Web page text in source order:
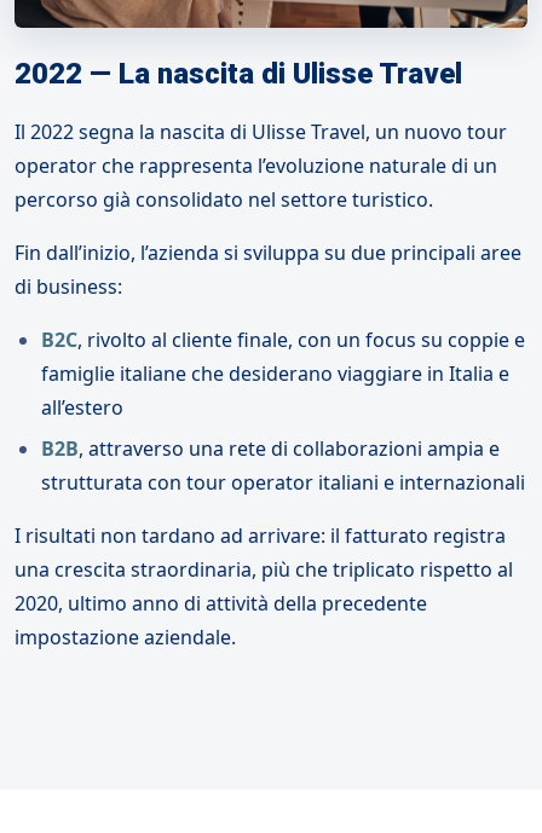
2022 — La nascita di Ulisse Travel
Il 2022 segna la nascita di Ulisse Travel, un nuovo tour
operator che rappresenta l’evoluzione naturale di un
percorso già consolidato nel settore turistico.
Fin dall’inizio, l’azienda si sviluppa su due principali aree
di business:
B2C, rivolto al cliente finale, con un focus su coppie e
famiglie italiane che desiderano viaggiare in Italia e
all’estero
B2B, attraverso una rete di collaborazioni ampia e
strutturata con tour operator italiani e internazionali
I risultati non tardano ad arrivare: il fatturato registra
una crescita straordinaria, più che triplicato rispetto al
2020, ultimo anno di attività della precedente
impostazione aziendale.